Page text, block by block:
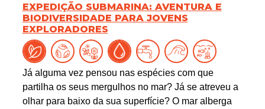
EXPEDIÇÃO SUBMARINA: AVENTURA E
BIODIVERSIDADE PARA JOVENS
EXPLORADORES
Já alguma vez pensou nas espécies com que
partilha os seus mergulhos no mar? Já se atreveu a
olhar para baixo da sua superfície? O mar alberga